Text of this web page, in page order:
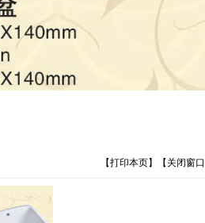
【打印本页】【 关闭窗口